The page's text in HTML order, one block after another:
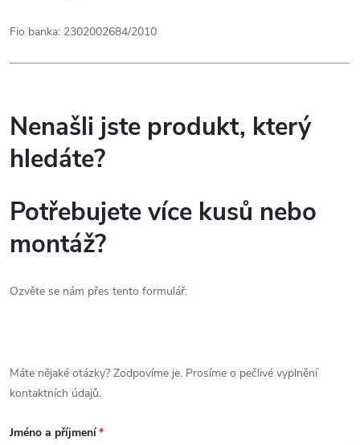
Fio banka: 2302002684/2010
Nenašli jste produkt, který
hledáte?
Potřebujete více kusů nebo
montáž?
Ozvěte se nám přes tento formulář:
Máte nějaké otázky? Zodpovíme je. Prosíme o pečlivé vyplnění
kontaktních údajů.
Jméno a příjmení